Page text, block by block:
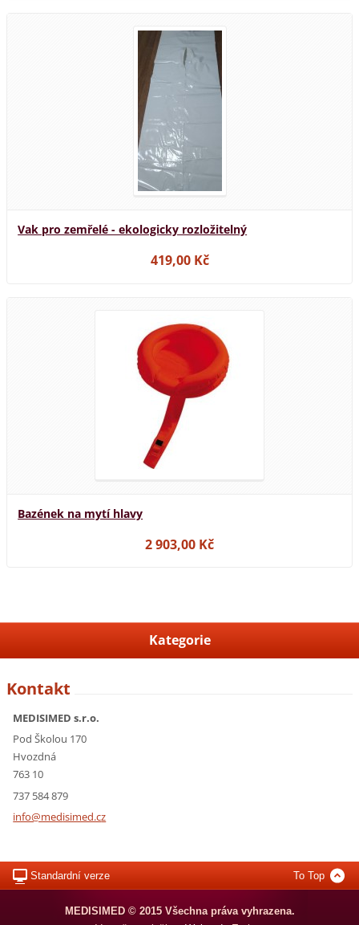
Vak pro zemřelé - ekologicky rozložitelný
419,00 Kč
Bazének na mytí hlavy
2 903,00 Kč
Kategorie
Kontakt
MEDISIMED s.r.o.
Pod Školou 170
Hvozdná
763 10
737 584 879
info@medisimed.cz
Standardní verze To Top
MEDISIMED © 2015 Všechna práva vyhrazena.